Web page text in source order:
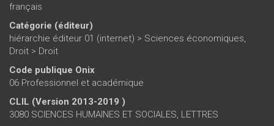
français
Catégorie (éditeur)
hiérarchie éditeur 01 (internet) > Sciences économiques,
Droit > Droit
Code publique Onix
06 Professionnel et académique
CLIL (Version 2013-2019 )
3080 SCIENCES HUMAINES ET SOCIALES, LETTRES